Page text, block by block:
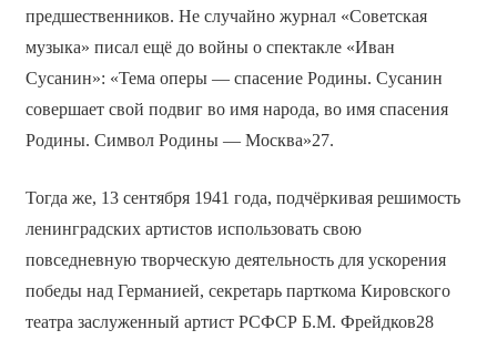
предшественников. Не случайно журнал «Советская
музыка» писал ещё до войны о спектакле «Иван
Сусанин»: «Тема оперы — спасение Родины. Сусанин
совершает свой подвиг во имя народа, во имя спасения
Родины. Символ Родины — Москва»27.
Тогда же, 13 сентября 1941 года, подчёркивая решимость
ленинградских артистов использовать свою
повседневную творческую деятельность для ускорения
победы над Германией, секретарь парткома Кировского
театра заслуженный артист РСФСР Б.М. Фрейдков28